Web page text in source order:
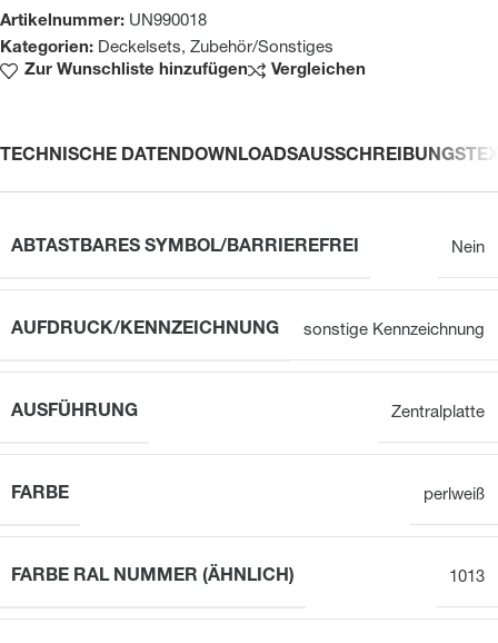
Artikelnummer: UN990018
Kategorien: Deckelsets, Zubehör/Sonstiges
Zur Wunschliste hinzufügen
Vergleichen
TECHNISCHE DATENDOWNLOADS
ABTASTBARES SYMBOL/BARRIEREFREI Nein
AUFDRUCK/KENNZEICHNUNG sonstige Kennzeichnung
AUSFÜHRUNG Zentralplatte
FARBE perlweiß
FARBE RAL NUMMER (ÄHNLICH) 1013